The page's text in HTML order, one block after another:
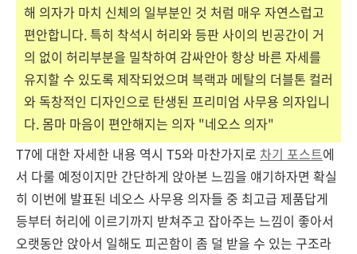
해 의자가 마치 신체의 일부분인 것 처럼 매우 자연스럽고
편안합니다. 특히 착석시 허리와 등판 사이의 빈공간이 거
의 없이 허리부분을 밀착하여 감싸안아 항상 바른 자세를
유지할 수 있도록 제작되었으며 븍랙과 메탈의 더블톤 컬러
와 독창적인 디자인으로 탄생된 프리미엄 사무용 의자입니
다. 몸마 마음이 편안해지는 의자 "네오스 의자"
T7에 대한 자세한 내용 역시 T5와 마찬가지로 차기 포스트에
서 다룰 예정이지만 간단하게 앉아본 느낌을 얘기하자면 확실
히 이번에 발표된 네오스 사무용 의자들 중 최고급 제품답게
등부터 허리에 이르기까지 받쳐주고 잡아주는 느낌이 좋아서
오랫동안 앉아서 일해도 피곤함이 좀 덜 받을 수 있는 구조라